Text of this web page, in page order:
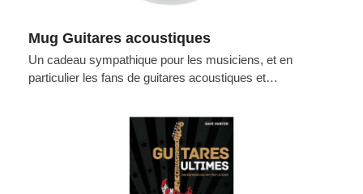
Mug Guitares acoustiques
Un cadeau sympathique pour les musiciens, et en
particulier les fans de guitares acoustiques et…